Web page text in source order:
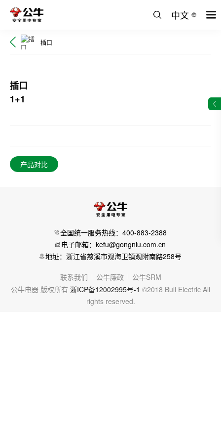
中文
插口
插口
1+1
产品对比
全国统一服务热线：400-883-2388
电子邮箱：kefu@gongniu.com.cn
地址：浙江省慈溪市观海卫镇观附南路258号
联系我们 公牛廉政
公牛SRM
公牛电器 版权所有 浙ICP备12002995号-1 ©2018 Bull Electric All
rights reserved.